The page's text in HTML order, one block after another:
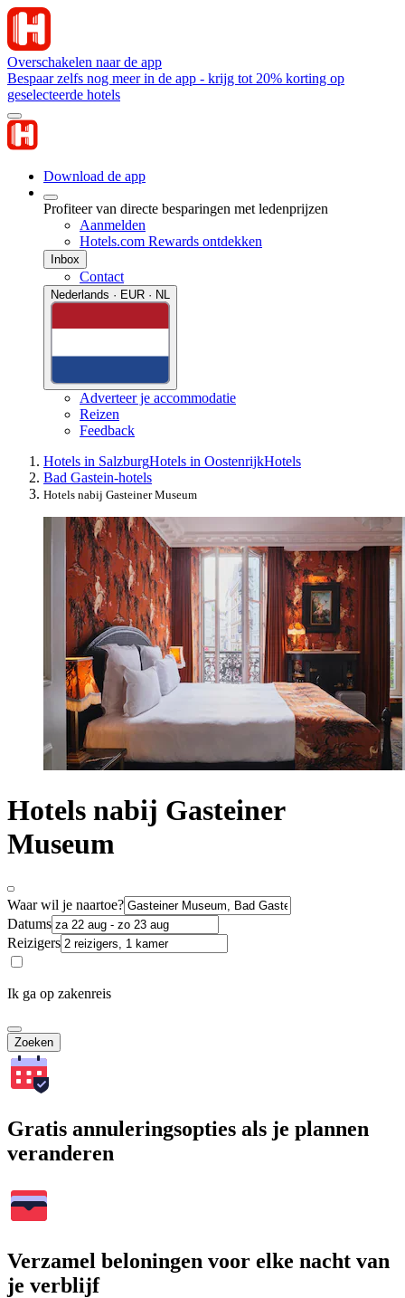
Overschakelen naar de app
Bespaar zelfs nog meer in de app - krijg tot 20% korting op
geselecteerde hotels
Download de app
Profiteer van directe besparingen met ledenprijzen
Aanmelden
Hotels.com Rewards ontdekken
Inbox
Contact
Nederlands · EUR · NL
Adverteer je accommodatie
Reizen
Feedback
Hotels in SalzburgHotels in OostenrijkHotels
Bad Gastein-hotels
Hotels nabij Gasteiner Museum
Hotels nabij Gasteiner
Museum
Waar wil je naartoe?
Datums
Reizigers
Ik ga op zakenreis
Zoeken
Gratis annuleringsopties als je plannen
veranderen
Verzamel beloningen voor elke nacht van
je verblijf